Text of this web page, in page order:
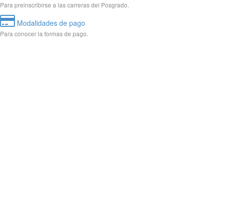
Para preinscribirse a las carreras del Posgrado.
Modalidades de pago
Para conocer la formas de pago.